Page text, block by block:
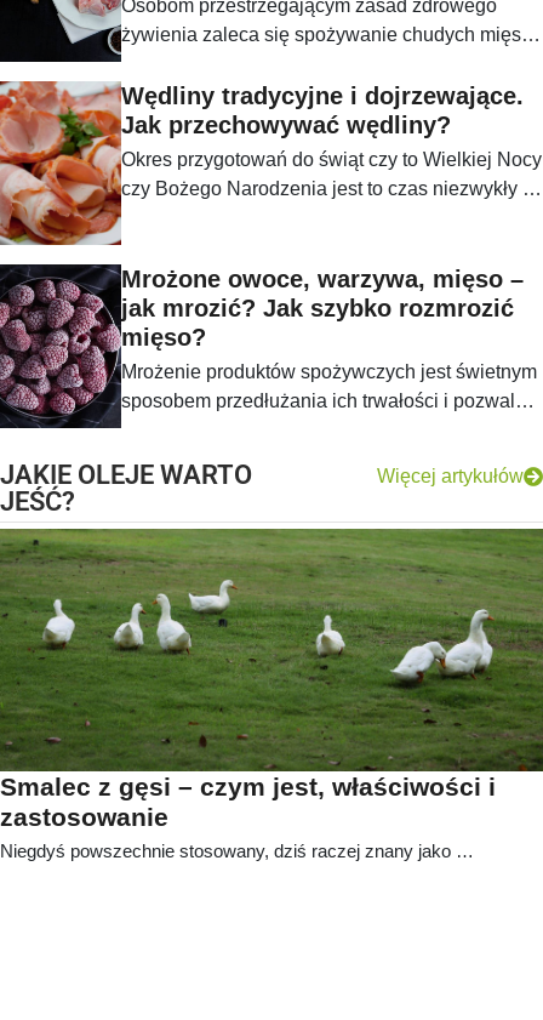
Osobom przestrzegającym zasad zdrowego
żywienia zaleca się spożywanie chudych mięs
indyka, wołowinę, cielęcinę oraz mięso z królika i
zająca. O ile pierwsze gatunki są powszechnie
znane, to mięso z królika i zająca rzadko
konsumowane jest na co dzień. Związane jest to
zagościć w każdej kuchni ze względu na
niezwykłe właściwości odżywcze.
Wędliny tradycyjne i dojrzewające.
Jak przechowywać wędliny?
Okres przygotowań do świąt czy to Wielkiej Nocy
czy Bożego Narodzenia jest to czas niezwykły w
zakupu droższych produktów, niejednokrotnie
przygotowywanych według staropolskich
receptur przekazywanych w nienaruszony
sposób od wielu pokoleń.
Mrożone owoce, warzywa, mięso –
jak mrozić? Jak szybko rozmrozić
mięso?
Mrożenie produktów spożywczych jest świetnym
sposobem przedłużania ich trwałości i pozwala
owoców i warzyw. Dzięki mrożeniu możemy
cieszyć się smacznymi i pełnowartościowymi
potrawami nie tylko latem, ale praktycznie przez
cały rok.
JAKIE OLEJE WARTO
JEŚĆ?
Więcej artykułów
Smalec z gęsi – czym jest, właściwości i
zastosowanie
Niegdyś powszechnie stosowany, dziś raczej znany jako …